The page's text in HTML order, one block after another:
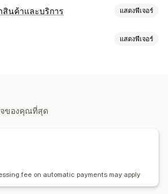
นค้าและบริการ แสดงฟีเจอร์
ละบริการ
าสินค้าและบริการ
อง
แสดงฟีเจอร์
เอง
จของคุณที่สุด
fee on automatic payments may apply